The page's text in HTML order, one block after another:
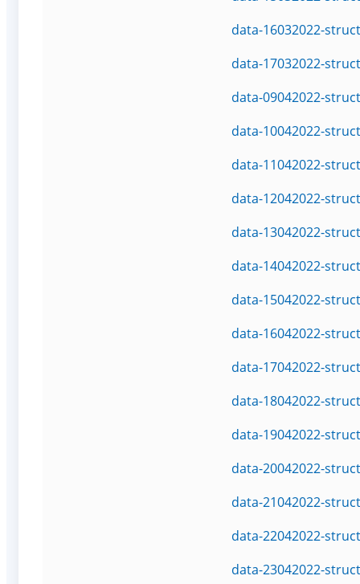
data-16032022-
data-17032022-
data-09042022-
data-10042022-
data-11042022-
data-12042022-
data-13042022-
data-14042022-
data-15042022-
data-16042022-
data-17042022-
data-18042022-
data-19042022-
data-20042022-
data-21042022-
data-22042022-
data-23042022-